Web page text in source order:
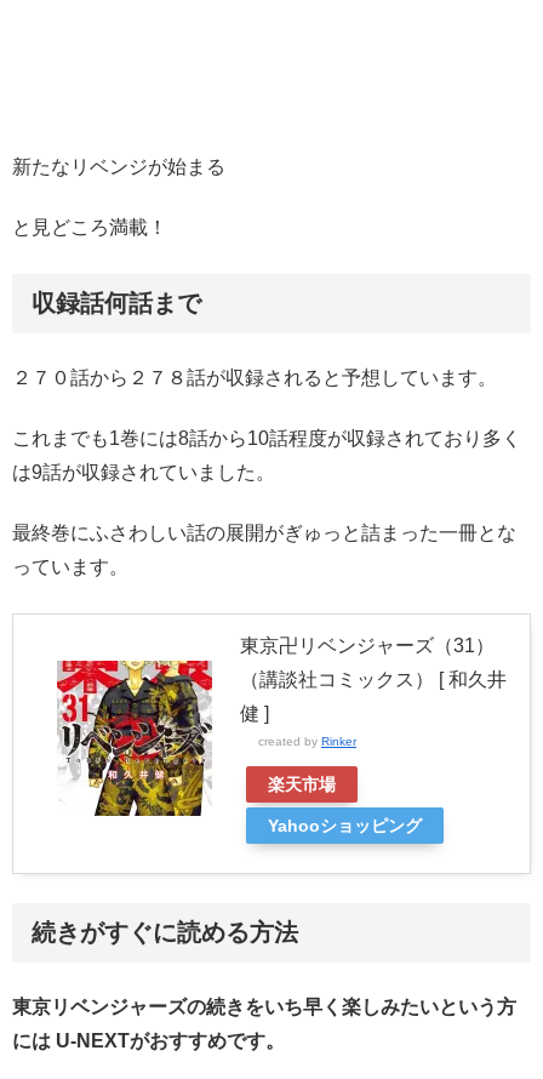
新たなリベンジが始まる
と見どころ満載！
収録話何話まで
２７０話から２７８話が収録されると予想しています。
これまでも1巻には8話から10話程度が収録されており多く
は9話が収録されていました。
最終巻にふさわしい話の展開がぎゅっと詰まった一冊とな
っています。
東京卍リベンジャーズ（31）
（講談社コミックス） [ 和久井
健 ]
created by Rinker
楽天市場
Yahooショッピング
続きがすぐに読める方法
東京リベンジャーズの続きをいち早く楽しみたいという方
には U-NEXTがおすすめです。